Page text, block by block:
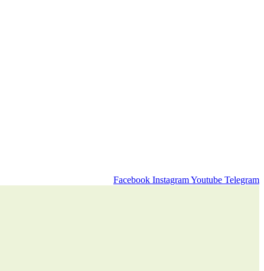
Facebook InstagramYoutube Telegram